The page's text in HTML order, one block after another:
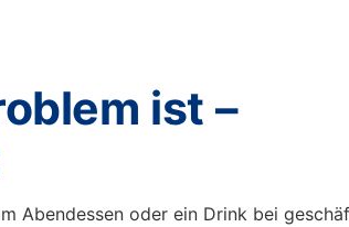
ist –
Abendessen oder ein Drink bei